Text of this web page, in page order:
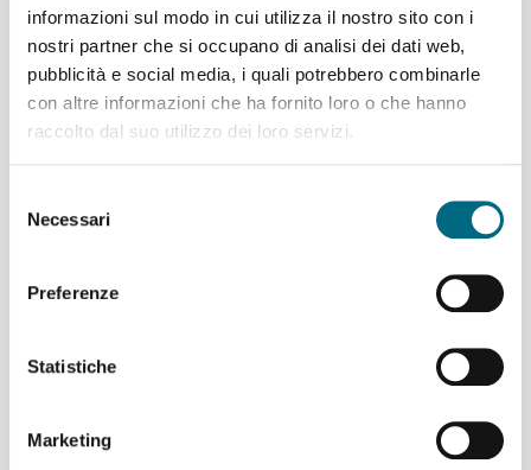
informazioni sul modo in cui utilizza il nostro sito con i
nostri partner che si occupano di analisi dei dati web,
pubblicità e social media, i quali potrebbero combinarle
con altre informazioni che ha fornito loro o che hanno
raccolto dal suo utilizzo dei loro servizi.
delNecessari
Preferenze
Statistiche
Marketing
Related Posts
temporanea variazione di